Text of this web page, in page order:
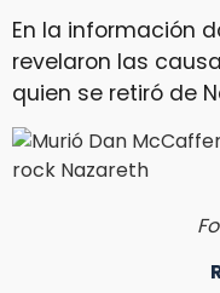
En la información
revelaron las
quien se retiró de